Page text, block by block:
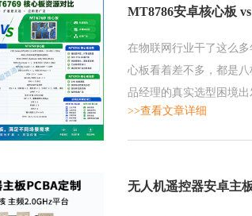
MT8786安卓核心板
在物联网行业干了这么
心板看着差不多，都是
品经理的真实选型困境
>>查看文章详细
无人机遥控器安卓主